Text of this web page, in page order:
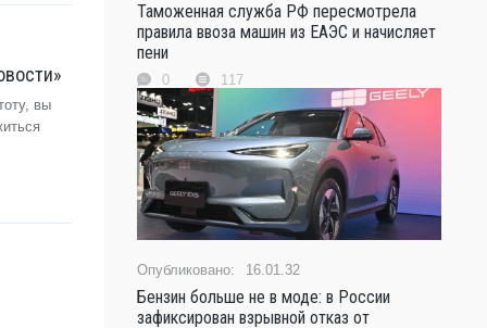
вы
Таможенная служба РФ пересмотрела
правила ввоза машин из ЕАЭС и начисляет
пени
0 117
16.01.32
Бензин больше не в моде: в России
зафиксирован взрывной отказ от